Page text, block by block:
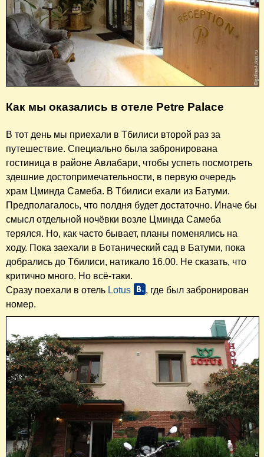
Как мы оказались в отеле Petre Palace
В тот день мы приехали в Тбилиси второй раз за
путешествие. Специально была забронирована
гостиница в районе Авлабари, чтобы успеть посмотреть
здешние достопримечательности, в первую очередь
храм Цминда Самеба. В Тбилиси ехали из Батуми.
Предполагалось, что полдня будет достаточно. Иначе бы
смысл отдельной ночёвки возле Цминда Самеба
терялся. Но, как часто бывает, планы поменялись на
ходу. Пока заехали в Ботанический сад в Батуми, пока
добрались до Тбилиси, натикало 16.00. Не сказать, что
критично много. Но всё-таки.
Сразу поехали в отель Lotus
, где был забронирован
номер.